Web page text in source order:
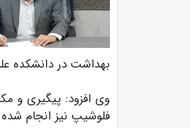
بهداشت در دانشکده
وی افزود: پیگیری و
فلوشیپ نیز انجام